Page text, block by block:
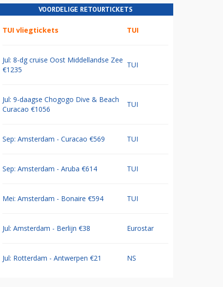
VOORDELIGE RETOURTICKETS
TUI vliegtickets TUI
Jul: 8-dg cruise Oost Middellandse Zee
€1235
TUI
Jul: 9-daagse Chogogo Dive & Beach
Curacao €1056
TUI
Sep: Amsterdam - Curacao €569 TUI
Sep: Amsterdam - Aruba €614 TUI
Mei: Amsterdam - Bonaire €594 TUI
Jul: Amsterdam - Berlijn €38 Eurostar
Jul: Rotterdam - Antwerpen €21 NS